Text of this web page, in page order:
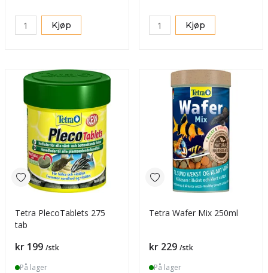
Kjøp Kjøp
Tetra PlecoTablets 275
tab
Pris
kr 199 /stk
På lager
Tetra Wafer Mix 250ml
Pris
kr 229 /stk
På lager